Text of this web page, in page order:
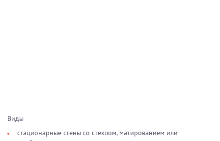
Виды
стационарные стены со стеклом, матированием или